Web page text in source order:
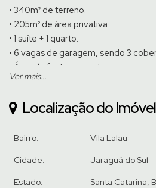
• 340m² de terreno.
• 205m² de área privativa.
• 1 suíte + 1 quarto.
• 6 vagas de garagem, sendo 3
• Área de festas com churrasqueira.
nossos corretores.
Ver mais...
Localização do Imóvel
Bairro: Vila Lalau
Cidade: Jaraguá do Sul
Estado: Santa Catarina,